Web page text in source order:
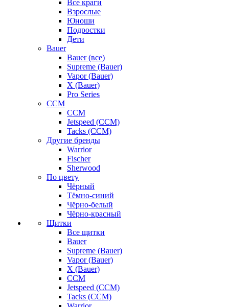
Все краги
Взрослые
Юноши
Подростки
Дети
Bauer
Bauer (все)
Supreme (Bauer)
Vapor (Bauer)
X (Bauer)
Pro Series
CCM
CCM
Jetspeed (CCM)
Tacks (CCM)
Другие бренды
Warrior
Fischer
Sherwood
По цвету
Чёрный
Тёмно-синий
Чёрно-белый
Чёрно-красный
Щитки
Все щитки
Bauer
Supreme (Bauer)
Vapor (Bauer)
X (Bauer)
CCM
Jetspeed (CCM)
Tacks (CCM)